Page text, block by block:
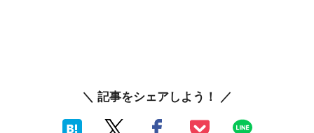
＼ 記事をシェアしよう！ ／